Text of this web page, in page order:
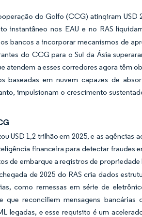
do Golfo (CCG) atingiram USD
instantâneo nos EAU e no RAS
bancos a incorporar mecanismos de
do CCG para o Sul da Ásia
atendem a esses corredores agora têm
baseadas em nuvem capazes de
impulsionam o crescimento
1,2 trilhão em 2025, e as agências
financeira para detectar fraudes
de embarque a registros de
de 2025 do RAS cria dados
como remessas em série de
reconciliem mensagens bancárias
legadas, e esse requisito é um